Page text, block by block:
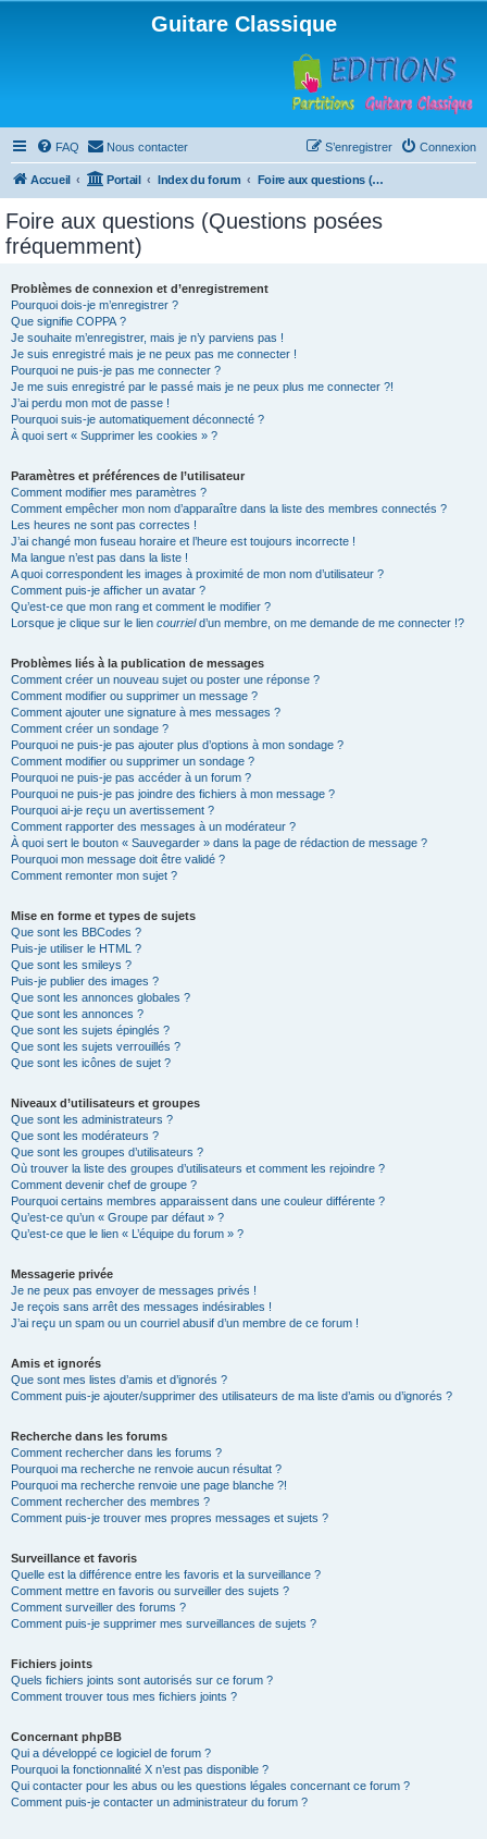
Guitare Classique
FAQ Nous contacter Connexion
S’enregistrer
Accueil Portail Index du forum Foire aux questions (Questions posées fréquemment)
Foire aux questions (Questions posées
fréquemment)
Problèmes de connexion et d’enregistrement
Pourquoi dois-je m’enregistrer ?
Que signifie COPPA ?
Je souhaite m’enregistrer, mais je n’y parviens pas !
Je suis enregistré mais je ne peux pas me connecter !
Pourquoi ne puis-je pas me connecter ?
Je me suis enregistré par le passé mais je ne peux plus me connecter ?!
J’ai perdu mon mot de passe !
Pourquoi suis-je automatiquement déconnecté ?
À quoi sert « Supprimer les cookies » ?
Paramètres et préférences de l’utilisateur
Comment modifier mes paramètres ?
Comment empêcher mon nom d’apparaître dans la liste des membres connectés ?
Les heures ne sont pas correctes !
J’ai changé mon fuseau horaire et l’heure est toujours incorrecte !
Ma langue n’est pas dans la liste !
A quoi correspondent les images à proximité de mon nom d’utilisateur ?
Comment puis-je afficher un avatar ?
Qu’est-ce que mon rang et comment le modifier ?
Lorsque je clique sur le lien courrield’un membre, on me demande de me connecter !?
Problèmes liés à la publication de messages
Comment créer un nouveau sujet ou poster une réponse ?
Comment modifier ou supprimer un message ?
Comment ajouter une signature à mes messages ?
Comment créer un sondage ?
Pourquoi ne puis-je pas ajouter plus d’options à mon sondage ?
Comment modifier ou supprimer un sondage ?
Pourquoi ne puis-je pas accéder à un forum ?
Pourquoi ne puis-je pas joindre des fichiers à mon message ?
Pourquoi ai-je reçu un avertissement ?
Comment rapporter des messages à un modérateur ?
À quoi sert le bouton « Sauvegarder » dans la page de rédaction de message ?
Pourquoi mon message doit être validé ?
Comment remonter mon sujet ?
Mise en forme et types de sujets
Que sont les BBCodes ?
Puis-je utiliser le HTML ?
Que sont les smileys ?
Puis-je publier des images ?
Que sont les annonces globales ?
Que sont les annonces ?
Que sont les sujets épinglés ?
Que sont les sujets verrouillés ?
Que sont les icônes de sujet ?
Niveaux d’utilisateurs et groupes
Que sont les administrateurs ?
Que sont les modérateurs ?
Que sont les groupes d’utilisateurs ?
Où trouver la liste des groupes d’utilisateurs et comment les rejoindre ?
Comment devenir chef de groupe ?
Pourquoi certains membres apparaissent dans une couleur différente ?
Qu’est-ce qu’un « Groupe par défaut » ?
Qu’est-ce que le lien « L’équipe du forum » ?
Messagerie privée
Je ne peux pas envoyer de messages privés !
Je reçois sans arrêt des messages indésirables !
J’ai reçu un spam ou un courriel abusif d’un membre de ce forum !
Amis et ignorés
Que sont mes listes d’amis et d’ignorés ?
Comment puis-je ajouter/supprimer des utilisateurs de ma liste d’amis ou d’ignorés ?
Recherche dans les forums
Comment rechercher dans les forums ?
Pourquoi ma recherche ne renvoie aucun résultat ?
Pourquoi ma recherche renvoie une page blanche ?!
Comment rechercher des membres ?
Comment puis-je trouver mes propres messages et sujets ?
Surveillance et favoris
Quelle est la différence entre les favoris et la surveillance ?
Comment mettre en favoris ou surveiller des sujets ?
Comment surveiller des forums ?
Comment puis-je supprimer mes surveillances de sujets ?
Fichiers joints
Quels fichiers joints sont autorisés sur ce forum ?
Comment trouver tous mes fichiers joints ?
Concernant phpBB
Qui a développé ce logiciel de forum ?
Pourquoi la fonctionnalité X n’est pas disponible ?
Qui contacter pour les abus ou les questions légales concernant ce forum ?
Comment puis-je contacter un administrateur du forum ?